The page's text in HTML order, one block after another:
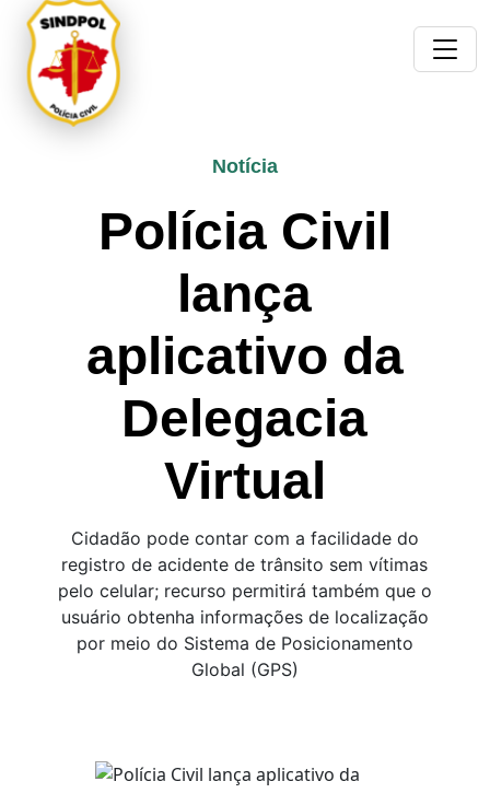
Notícia
Polícia Civil
lança
aplicativo da
Delegacia
Virtual
Cidadão pode contar com a facilidade do
registro de acidente de trânsito sem vítimas
pelo celular; recurso permitirá também que o
usuário obtenha informações de localização
por meio do Sistema de Posicionamento
Global (GPS)